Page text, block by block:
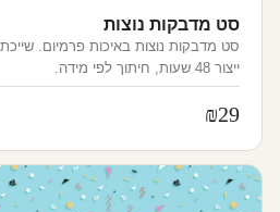
סט מדבקות נוצות
סט מדבקות נוצות באיכות פרמיום.
ייצור 48 שעות, חיתוך לפי מידה.
₪29